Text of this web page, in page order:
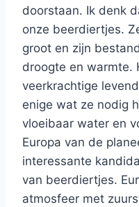
doorstaan. Ik denk
onze beerdiertjes.
groot en zijn
droogte en warmte.
veerkrachtige
enige wat ze nodig
vloeibaar water en
Europa van de
interessante
van beerdiertjes.
atmosfeer met